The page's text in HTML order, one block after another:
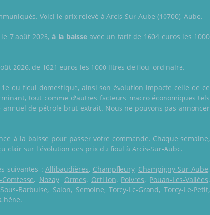
Voici le prix relevé à Arcis-Sur-Aube (10700), Aube.
7 août 2026,à la baisseavec un tarif de 1604 euros les 1000
2026, de 1621 euros les 1000 litres de fioul ordinaire.
du fioul domestique, ainsi son évolution impacte celle de ce
tout comme d'autres facteurs macro-économiques tels
de pétrole brut extrait. Nous ne pouvons pas annoncer
à la baisse pour passer votre commande. Chaque semaine,
clair sur l'évolution des prix du fioul à Arcis-Sur-Aube.
suivantes :Allibaudières, Champfleury, Champigny-Sur-Aube,
, Nozay, Ormes, Ortillon, Poivres, Pouan-Les-Vallées,
Barbuise, Salon, Semoine,Torcy-Le-Grand,Torcy-Le-Petit,
.